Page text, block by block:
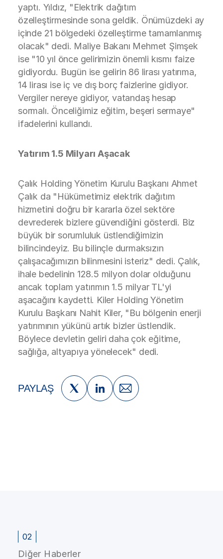
yaptı. Yıldız, "Elektrik dağıtım
özelleştirmesinde sona geldik. Önümüzdeki ay
içinde 21 bölgedeki özelleştirme tamamlanmış
olacak" dedi. Maliye Bakanı Mehmet Şimşek
ise "10 yıl önce gelirimizin önemli kısmı faize
gidiyordu. Bugün ise gelirin 86 lirası yatırıma,
14 lirası ise iç ve dış borç faizlerine gidiyor.
Vergiler nereye gidiyor, vatandaş hesap
sormalı. Önceliğimiz eğitim, beşeri sermaye"
ifadelerini kullandı.
Yatırım 1.5 Milyarı Aşacak
Çalık Holding Yönetim Kurulu Başkanı Ahmet
Çalık da "Hükümetimiz elektrik dağıtım
hizmetini doğru bir kararla özel sektöre
devrederek bizlere güvendiğini gösterdi. Biz
büyük bir sorumluluk üstlendiğimizin
bilincindeyiz. Bu bilinçle durmaksızın
çalışacağımızın bilinmesini isteriz" dedi. Çalık,
ihale bedelinin 128.5 milyon dolar olduğunu
ancak toplam yatırımın 1.5 milyar TL'yi
aşacağını kaydetti. Kiler Holding Yönetim
Kurulu Başkanı Nahit Kiler, "Bu bölgenin enerji
yatırımının yükünü artık bizler üstlendik.
Böylece devletin geliri daha çok eğitime,
sağlığa, altyapıya yönelecek" dedi.
PAYLAŞ
02
Diğer Haberler